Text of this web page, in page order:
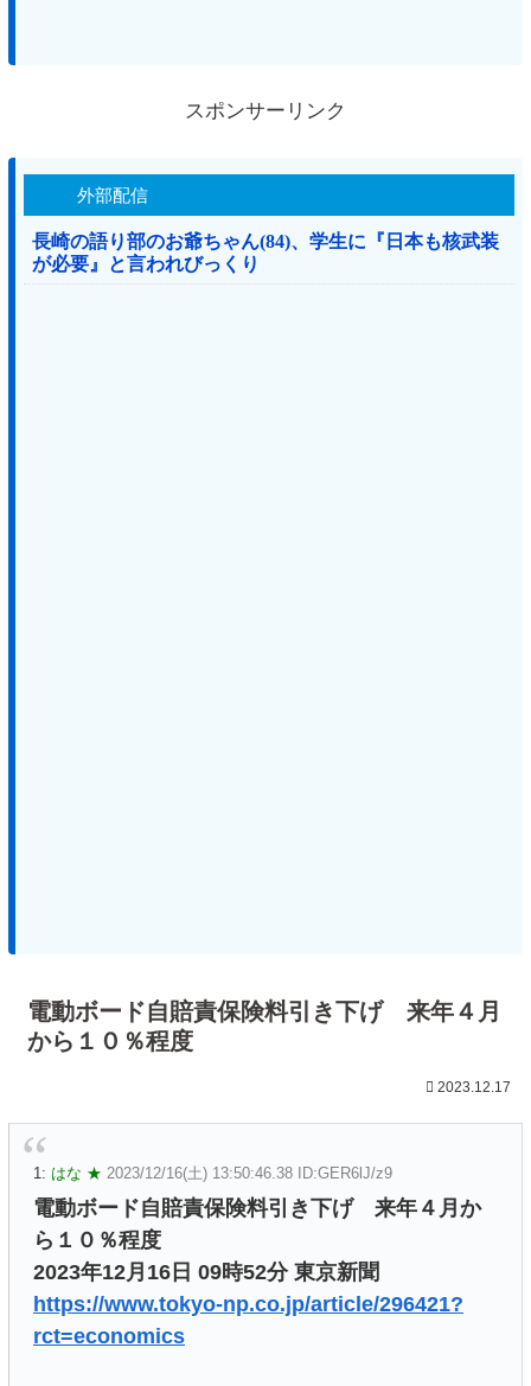
スポンサーリンク
外部配信
長崎の語り部のお爺ちゃん(84)、学生に『日本も核武装
が必要』と言われびっくり
電動ボード自賠責保険料引き下げ 来年４月
から１０％程度
2023.12.17
1: はな ★ 2023/12/16(土) 13:50:46.38 ID:GER6lJ/z9
電動ボード自賠責保険料引き下げ 来年４月か
ら１０％程度
2023年12月16日 09時52分 東京新聞
https://www.tokyo-np.co.jp/article/296421?
rct=economics